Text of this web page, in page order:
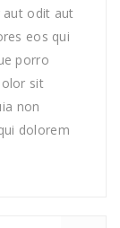
aut odit aut
eos qui
porro
sit
non
dolorem